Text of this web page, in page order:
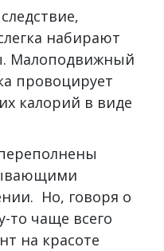
набирают
Малоподвижный
провоцирует
калорий в виде
Но, говоря о
то чаще всего
на красоте